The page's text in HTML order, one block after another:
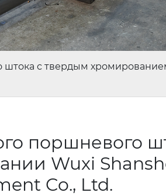
с твердым
поршневого
Wuxi
Co., Ltd.